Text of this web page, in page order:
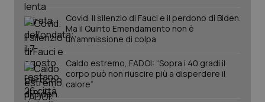
Covid. Il silenzio di Fauci e il perdono di Biden.
Ma il Quinto Emendamento non è
un’ammissione di colpa
Caldo estremo, FADOI: “Sopra i 40 gradi il
corpo può non riuscire più a disperdere il
calore”
tracking-sites-ironfish-
session-id